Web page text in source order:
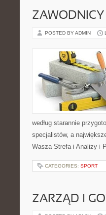
ZAWODNICY
POSTED BY ADMIN
według starannie
specjalistów, a
Wasza Strefa i Analizy i
CATEGORIES: SPORT
ZARZĄD I